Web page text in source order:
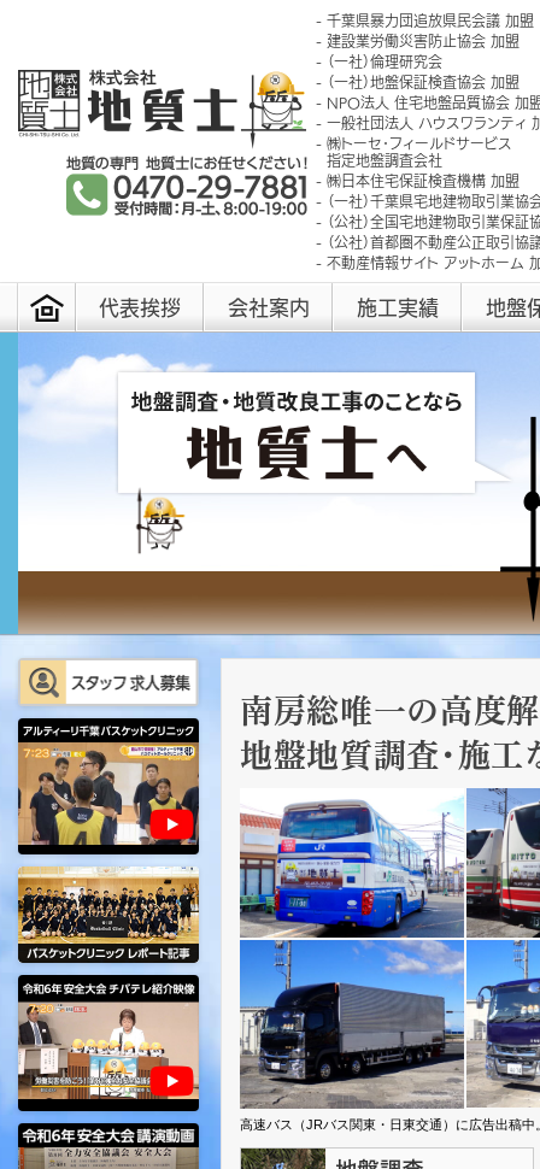
千葉県暴力団追放県民会議 加盟
建設業労働災害防止協会 加盟
（一社）倫理研究会
（一社）地盤保証検査協会 加盟
NPO法人 住宅地盤品質協会 加
一般社団法人 ハウスワランティ
㈱トーセ･フィールドサービス
指定地盤調査会社
㈱日本住宅保証検査機構 加盟
（一社）千葉県宅地建物取引業協
（公社）全国宅地建物取引業保証
（公社）首都圏不動産公正取引協
不動産情報サイト アットホーム
代表挨拶 会社案内 施工実績 地盤
南房総唯一の高度
地盤地質調査･施工
高速バス（JRバス関東・日東交通）に広告出稿